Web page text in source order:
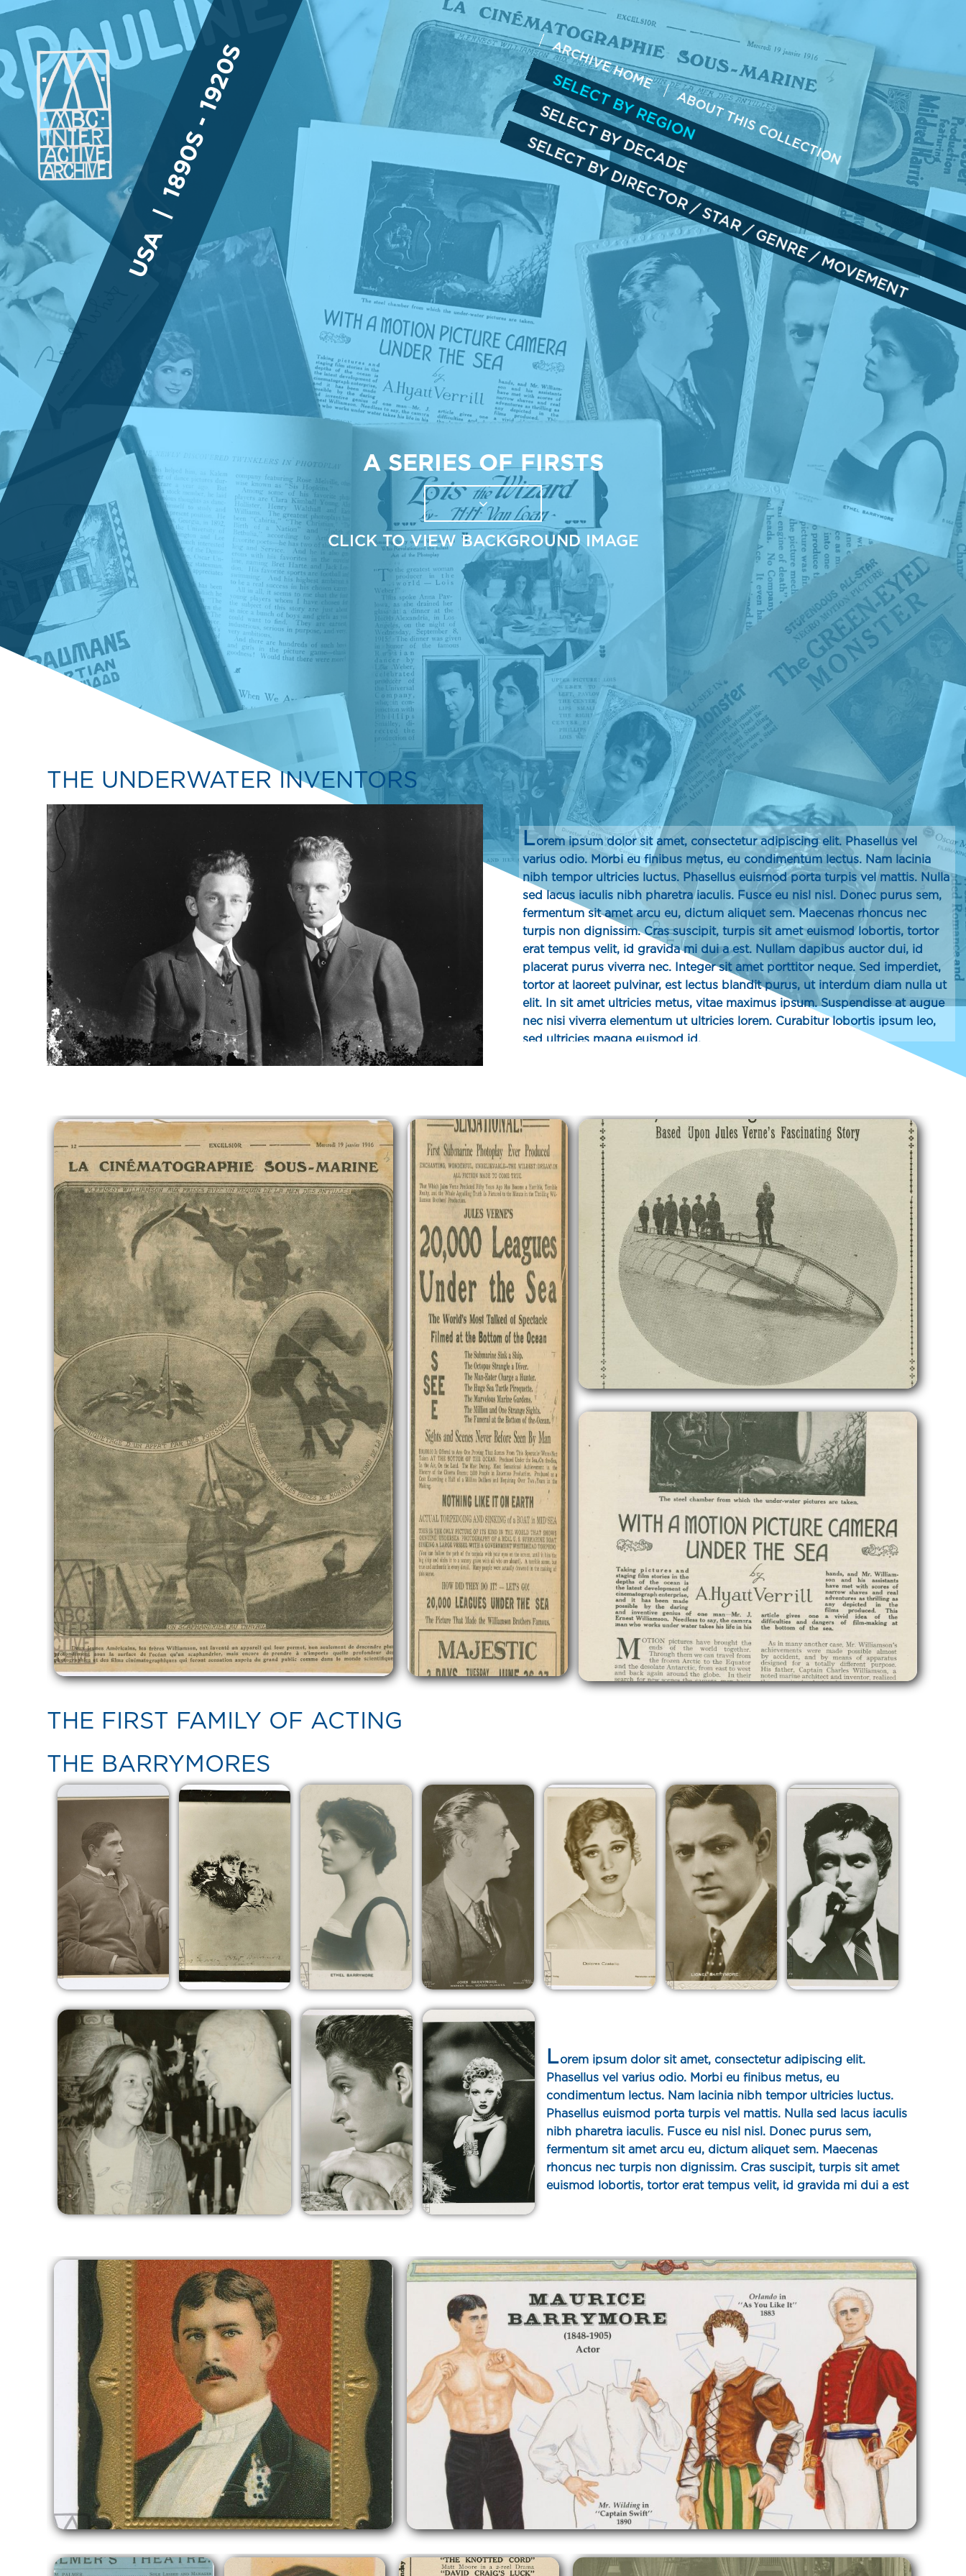
USA | 1890S - 1920S ARCHIVE HOME
ABOUT THIS COLLECTION
SELECT BY REGION
SELECT BY DECADE
SELECT BY DIRECTOR/STAR/GENRE/MOVEMENT
A SERIES OF FIRSTS
CLICK TO VIEW BACKGROUND IMAGE
THE UNDERWATER INVENTORS
Lorem ipsum dolor sit amet, consectetur adipiscing elit. Phasellus vel
varius odio. Morbi eu finibus metus, eu condimentum lectus. Nam lacinia
nibh tempor ultricies luctus. Phasellus euismod porta turpis vel mattis. Nulla
sed lacus iaculis nibh pharetra iaculis. Fusce eu nisl nisl. Donec purus sem,
fermentum sit amet arcu eu, dictum aliquet sem. Maecenas rhoncus nec
turpis non dignissim. Cras suscipit, turpis sit amet euismod lobortis, tortor
erat tempus velit, id gravida mi dui a est. Nullam dapibus auctor dui, id
placerat purus viverra nec. Integer sit amet porttitor neque. Sed imperdiet,
tortor at laoreet pulvinar, est lectus blandit purus, ut interdum diam nulla ut
elit. In sit amet ultricies metus, vitae maximus ipsum. Suspendisse at augue
nec nisi viverra elementum ut ultricies lorem. Curabitur lobortis ipsum leo,
sed ultricies magna euismod id.
THE FIRST FAMILY OF ACTING
THE BARRYMORES
Lorem ipsum dolor sit amet, consectetur adipiscing elit.
Phasellus vel varius odio. Morbi eu finibus metus, eu
condimentum lectus. Nam lacinia nibh tempor ultricies luctus.
Phasellus euismod porta turpis vel mattis. Nulla sed lacus iaculis
nibh pharetra iaculis. Fusce eu nisl nisl. Donec purus sem,
fermentum sit amet arcu eu, dictum aliquet sem. Maecenas
rhoncus nec turpis non dignissim. Cras suscipit, turpis sit amet
euismod lobortis, tortor erat tempus velit, id gravida mi dui a est